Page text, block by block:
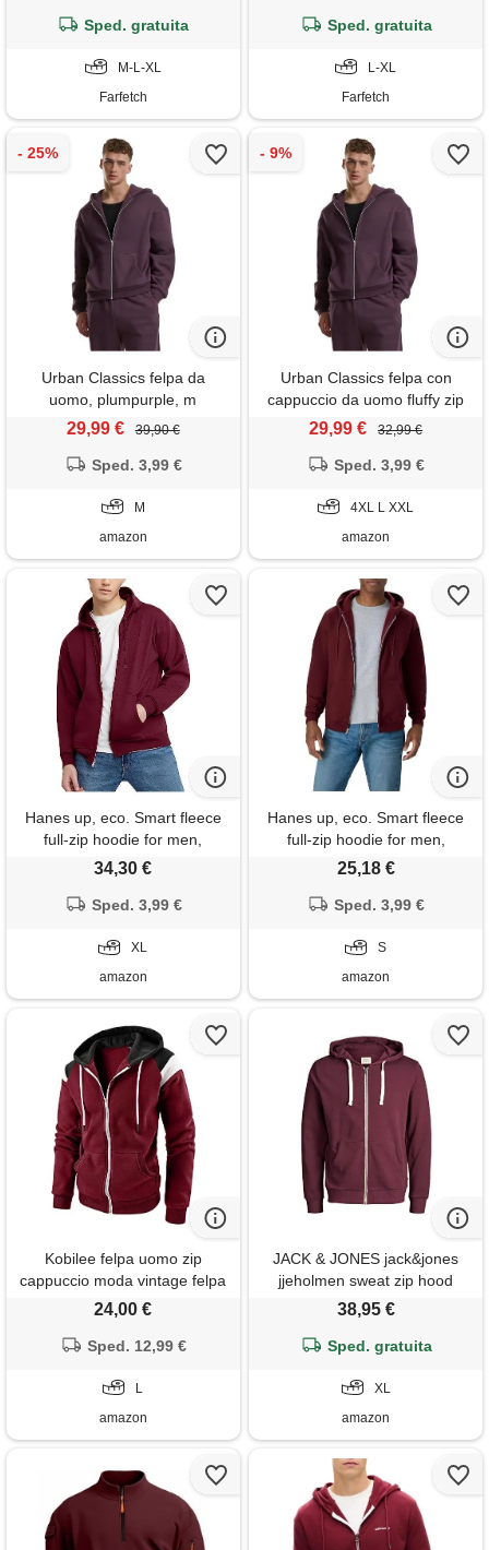
Sped. gratuita
M-L-XL
Farfetch
Sped. gratuita
L-XL
Farfetch
Urban Classics felpa da
uomo, plumpurple, m
29,99 € 39,90 €
Sped. 3,99 €
M
amazon
Urban Classics felpa con
cappuccio da uomo fluffy zip
hoody, soffice felpa con
uomo, oversize, plumpurple,
29,99 € 32,99 €
Sped. 3,99 €
4XL L XXL
amazon
Hanes up, eco. Smart fleece
full-zip hoodie for men,
hooded sweatshirt felpa con
xl uomo
34,30 €
Sped. 3,99 €
XL
amazon
Hanes up, eco. Smart fleece
full-zip hoodie for men,
hooded sweatshirt felpa con
s uomo
25,18 €
Sped. 3,99 €
S
amazon
Kobilee felpa uomo zip
cappuccio moda vintage felpa
con cappuccio hoody leggera
sweater sweatshirt cotone
hoodie
24,00 €
Sped. 12,99 €
L
amazon
JACK & JONES jack&jones
jjeholmen sweat zip hood
noos felpa con cappuccio,
xl uomo
38,95 €
Sped. gratuita
XL
amazon